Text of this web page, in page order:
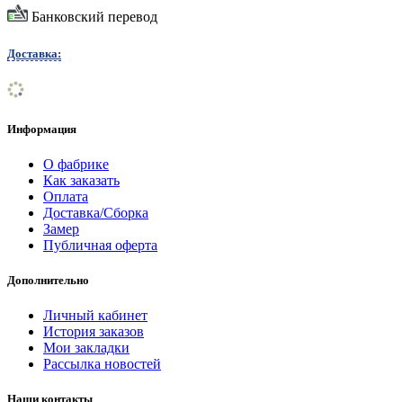
Банковский перевод
Доставка:
Информация
О фабрике
Как заказать
Оплата
Доставка/Сборка
Замер
Публичная оферта
Дополнительно
Личный кабинет
История заказов
Мои закладки
Рассылка новостей
Наши контакты